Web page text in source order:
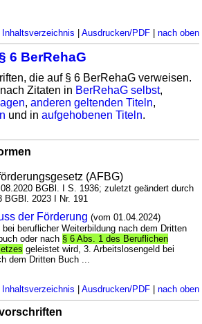
Inhaltsverzeichnis | Ausdrucken/PDF| nach oben
6 BerRehaG
die auf § 6 BerRehaG verweisen.
Zitaten in BerRehaG selbst,
,anderen geltenden Titeln,
und inaufgehobenen Titeln.
(AFBG)
BGBl. I S. 1936; zuletzt geändert durch
BGBl. 2023 I Nr. 191
der Förderung (vom 01.04.2024)
bei beruflicher Weiterbildung nach dem Dritten
oder nach § 6 Abs. 1 des Beruflichen
geleistet wird, 3. Arbeitslosengeld bei
dem Dritten Buch ...
Inhaltsverzeichnis | Ausdrucken/PDF| nach oben